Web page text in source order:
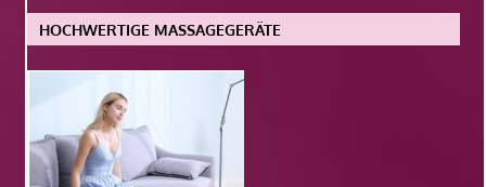
HOCHWERTIGE MASSAGEGERÄTE